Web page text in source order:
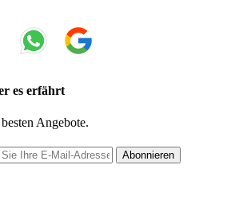
es erfährt
Angebote.
Abonnieren